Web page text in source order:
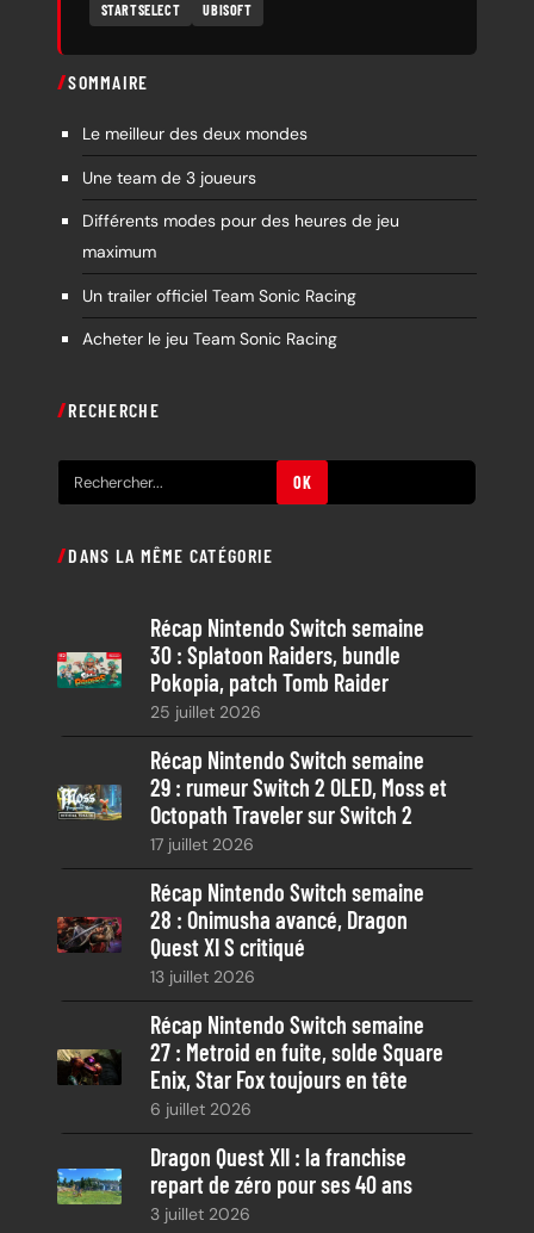
STARTSELECT
UBISOFT
SOMMAIRE
Le meilleur des deux mondes
Une team de 3 joueurs
Différents modes pour des heures de jeu
maximum
Un trailer officiel Team Sonic Racing
Acheter le jeu Team Sonic Racing
RECHERCHE
e
h
c
h
OK
DANS LA MÊME CATÉGORIE
Récap Nintendo Switch semaine
30 : Splatoon Raiders, bundle
Pokopia, patch Tomb Raider
25 juillet 2026
Récap Nintendo Switch semaine
29 : rumeur Switch 2 OLED, Moss et
Octopath Traveler sur Switch 2
17 juillet 2026
Récap Nintendo Switch semaine
28 : Onimusha avancé, Dragon
Quest XI S critiqué
13 juillet 2026
Récap Nintendo Switch semaine
27 : Metroid en fuite, solde Square
Enix, Star Fox toujours en tête
6 juillet 2026
Dragon Quest XII : la franchise
repart de zéro pour ses 40 ans
3 juillet 2026